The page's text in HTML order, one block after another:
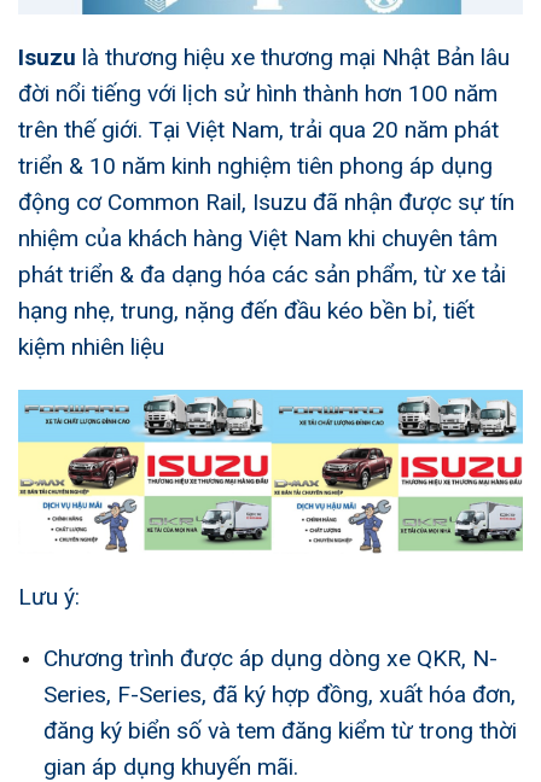
Isuzu là thương hiệu xe thương mại Nhật Bản lâu
đời nổi tiếng với lịch sử hình thành hơn 100 năm
trên thế giới. Tại Việt Nam, trải qua 20 năm phát
triển & 10 năm kinh nghiệm tiên phong áp dụng
động cơ Common Rail, Isuzu đã nhận được sự tín
nhiệm của khách hàng Việt Nam khi chuyên tâm
phát triển & đa dạng hóa các sản phẩm, từ xe tải
hạng nhẹ, trung, nặng đến đầu kéo bền bỉ, tiết
kiệm nhiên liệu
Lưu ý:
Chương trình được áp dụng dòng xe QKR, N-
Series, F-Series, đã ký hợp đồng, xuất hóa đơn,
đăng ký biển số và tem đăng kiểm từ trong thời
gian áp dụng khuyến mãi.